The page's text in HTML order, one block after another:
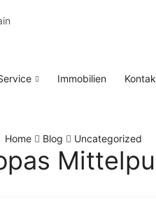
Immobilien
Home Blog Uncategorized